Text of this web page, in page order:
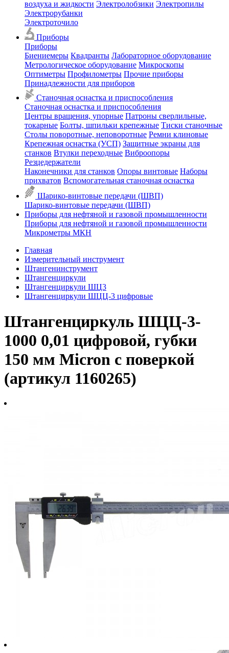
воздуха и жидкости Электролобзики Электропилы
Электрорубанки
Электроточило
Приборы
Приборы
Биениемеры Квадранты Лабораторное оборудование
Метрологическое оборудование Микроскопы
Оптиметры Профилометры Прочие приборы
Принадлежности для приборов
Станочная оснастка и приспособления
Станочная оснастка и приспособления
Центры вращения, упорные Патроны сверлильные,
токарные Болты, шпильки крепежные Тиски станочные
Столы поворотные, неповоротные Ремни клиновые
Крепежная оснастка (УСП) Защитные экраны для
станков Втулки переходные Виброопоры
Резцедержатели
Наконечники для станков Опоры винтовые Наборы
прихватов Вспомогательная станочная оснастка
Шарико-винтовые передачи (ШВП)
Шарико-винтовые передачи (ШВП)
Приборы для нефтяной и газовой промышленности
Приборы для нефтяной и газовой промышленности
Микрометры МКН
Главная
Измерительный инструмент
Штангенинструмент
Штангенциркули
Штангенциркули ШЦ3
Штангенциркули ШЦЦ-3 цифровые
Штангенциркуль ШЦЦ-3-
1000 0,01 цифровой, губки
150 мм Micron с поверкой
(артикул 1160265)